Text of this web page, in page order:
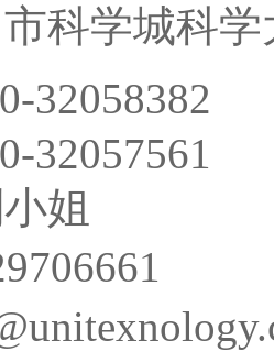
科学城科
32058382
32057561
姐